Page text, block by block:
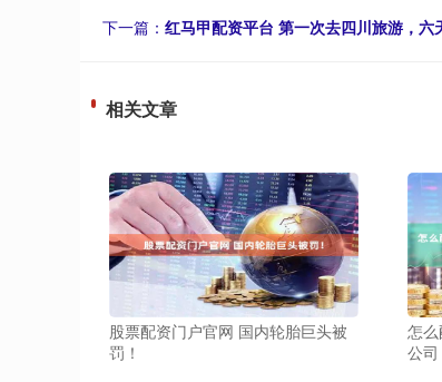
下一篇： 红马甲配资平台 第一次去四川旅游，
相关文章
股票配资门户官网 国内轮胎巨头被
罚！
怎
公